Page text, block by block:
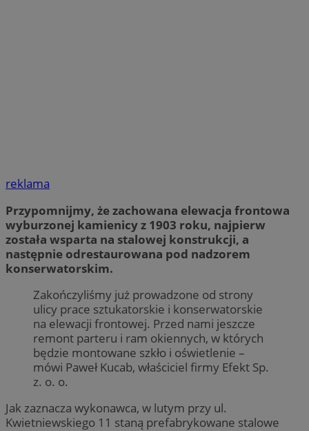
reklama
Przypomnijmy, że zachowana elewacja frontowa
wyburzonej kamienicy z 1903 roku, najpierw
została wsparta na stalowej konstrukcji, a
następnie odrestaurowana pod nadzorem
konserwatorskim.
Zakończyliśmy już prowadzone od strony
ulicy prace sztukatorskie i konserwatorskie
na elewacji frontowej. Przed nami jeszcze
remont parteru i ram okiennych, w których
będzie montowane szkło i oświetlenie –
mówi Paweł Kucab, właściciel firmy Efekt Sp.
z. o. o.
Jak zaznacza wykonawca, w lutym przy ul.
Kwietniewskiego 11 staną prefabrykowane stalowe